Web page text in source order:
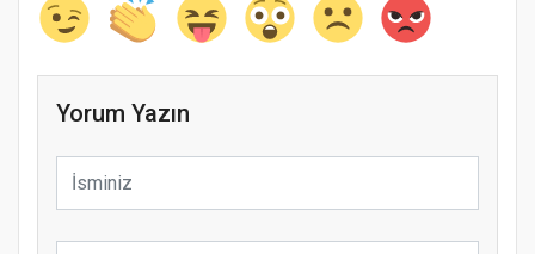
Yorum Yazın